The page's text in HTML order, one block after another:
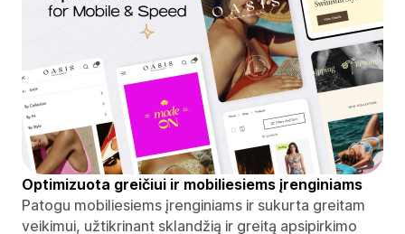
Optimizuota greičiui ir mobiliesiems įrenginiams
Patogu mobiliesiems įrenginiams ir sukurta greitam
veikimui, užtikrinant sklandžią ir greitą apsipirkimo